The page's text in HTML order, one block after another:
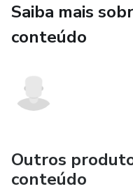
💡 OS SEGREDOS DA
Saiba mais
conteúdo
Outros
conteúdo